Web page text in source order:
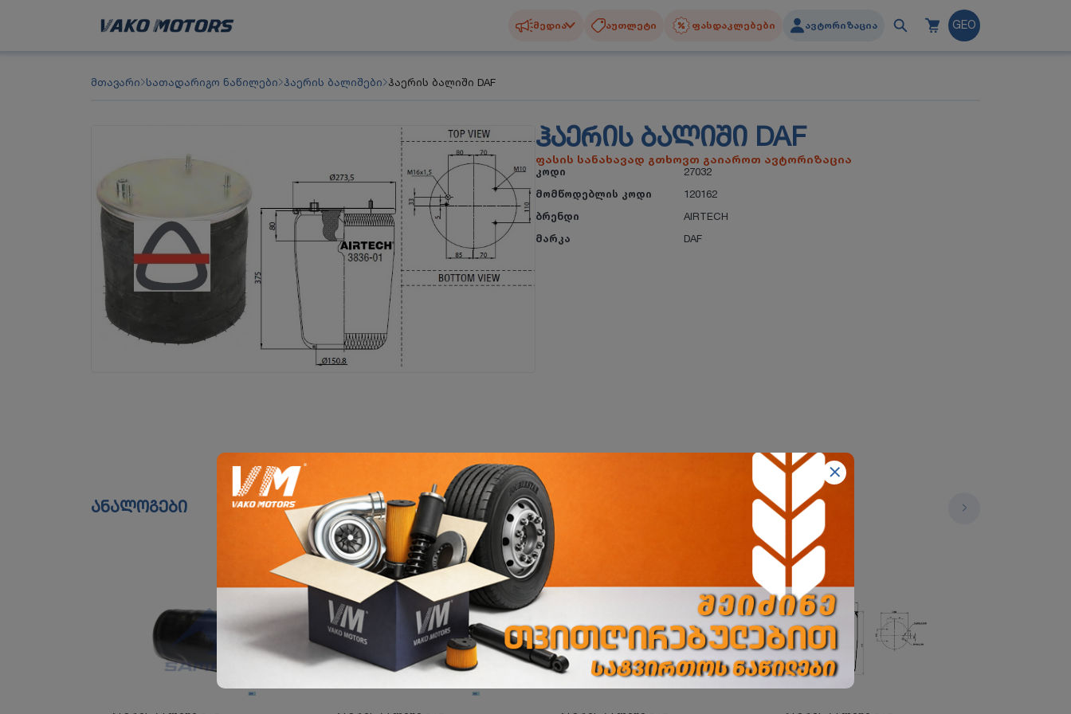
მედია აუთლეტი ფასდაკლებები ავტორიზაცია GEO
მთავარი სათადარიგო ნაწილები ჰაერის ბალიშები ჰაერის ბალიში DAF
ᲰᲐᲔᲠᲘᲡ ᲑᲐᲚᲘᲨᲘ DAF
ფასის სანახავად გთხოვთ გაიაროთ ავტორიზაცია
კოდი
27032
მომწოდებლის კოდი
120162
ბრენდი
AIRTECH
მარკა
DAF
ანალოგები